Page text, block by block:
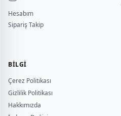
Hesabım
Sipariş Takip
BILGI
Çerez Politikası
Gizlilik Politikası
Hakkımızda